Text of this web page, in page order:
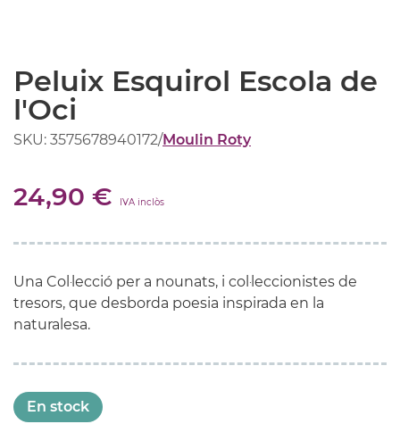
Peluix Esquirol Escola de
l'Oci
SKU: 3575678940172/Moulin Roty
24,90 € IVA inclòs
Una Col·lecció per a nounats, i col·leccionistes de
tresors, que desborda poesia inspirada en la
naturalesa.
En stock